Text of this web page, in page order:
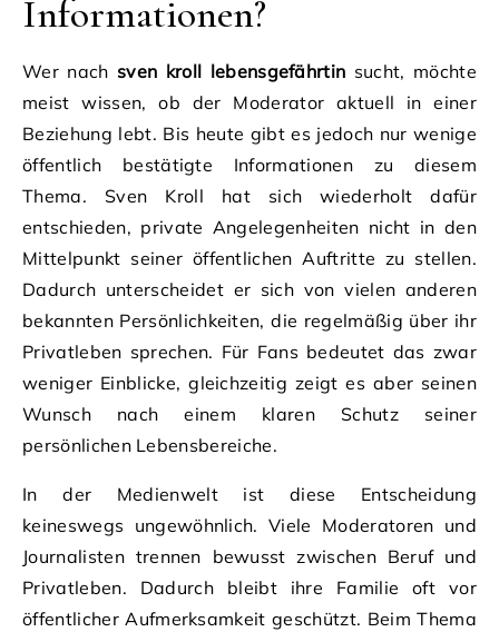
Informationen?
Wer nach sven kroll lebensgefährtin sucht, möchte
meist wissen, ob der Moderator aktuell in einer
Beziehung lebt. Bis heute gibt es jedoch nur wenige
öffentlich bestätigte Informationen zu diesem
Thema. Sven Kroll hat sich wiederholt dafür
entschieden, private Angelegenheiten nicht in den
Mittelpunkt seiner öffentlichen Auftritte zu stellen.
Dadurch unterscheidet er sich von vielen anderen
bekannten Persönlichkeiten, die regelmäßig über ihr
Privatleben sprechen. Für Fans bedeutet das zwar
weniger Einblicke, gleichzeitig zeigt es aber seinen
Wunsch nach einem klaren Schutz seiner
persönlichen Lebensbereiche.
In der Medienwelt ist diese Entscheidung
keineswegs ungewöhnlich. Viele Moderatoren und
Journalisten trennen bewusst zwischen Beruf und
Privatleben. Dadurch bleibt ihre Familie oft vor
öffentlicher Aufmerksamkeit geschützt. Beim Thema